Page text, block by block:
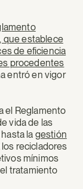
que establece
de eficiencia
procedentes
entró en vigor
el Reglamento
vida de las
la gestión
recicladores
mínimos
tratamiento